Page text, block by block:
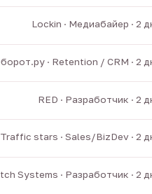
Lockin · Медиабайер · 2
· Retention / CRM · 2
RED · Разработчик · 2
Traffic stars · Sales/BizDev · 2
Systems · Разработчик · 2